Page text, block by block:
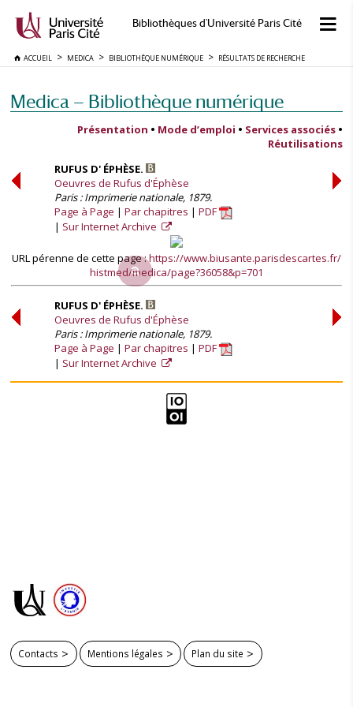
Bibliothèques d'Université Paris Cité
ACCUEIL MEDICA BIBLIOTHÈQUE NUMÉRIQUE RÉSULTATS DE RECHERCHE
Medica — Bibliothèque numérique
Présentation • Mode d’emploi • Services associés •
Réutilisations
RUFUS D' ÉPHÈSE.
Oeuvres de Rufus d'Éphèse
Paris : Imprimerie nationale, 1879.
Page à Page
Par chapitres
PDF
Sur Internet Archive
URL pérenne de cette page :https://www.biusante.parisdescartes.fr/
histmed/medica/page?36058&p=701
RUFUS D' ÉPHÈSE.
Oeuvres de Rufus d'Éphèse
Paris : Imprimerie nationale, 1879.
Page à Page
Par chapitres
PDF
Sur Internet Archive
Contacts Mentions légales Plan du site